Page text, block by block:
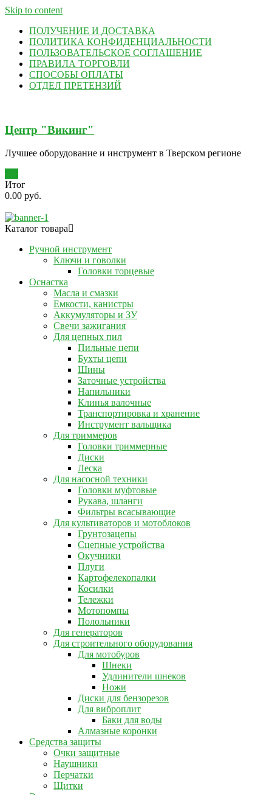
Skip to content
ПОЛУЧЕНИЕ И ДОСТАВКА
ПОЛИТИКА КОНФИДЕНЦИАЛЬНОСТИ
ПОЛЬЗОВАТЕЛЬСКОЕ СОГЛАШЕНИЕ
ПРАВИЛА ТОРГОВЛИ
СПОСОБЫ ОПЛАТЫ
ОТДЕЛ ПРЕТЕНЗИЙ
Центр "Викинг"
Лучшее оборудование и инструмент в Тверском регионе
Итог
0.00 руб.
Каталог товара
Ручной инструмент
Ключи и говолки
Головки торцевые
Оснастка
Масла и смазки
Емкости, канистры
Аккумуляторы и ЗУ
Свечи зажигания
Для цепных пил
Пильные цепи
Бухты цепи
Шины
Заточные устройства
Напильники
Клинья валочные
Транспортировка и хранение
Инструмент вальщика
Для триммеров
Головки триммерные
Диски
Леска
Для насосной техники
Головки муфтовые
Рукава, шланги
Фильтры всасывающие
Для культиваторов и мотоблоков
Грунтозацепы
Сцепные устройства
Окучники
Плуги
Картофелекопалки
Косилки
Тележки
Мотопомпы
Полольники
Для генераторов
Для строительного оборудования
Для мотобуров
Шнеки
Удлинители шнеков
Ножи
Диски для бензорезов
Для виброплит
Баки для воды
Алмазные коронки
Средства защиты
Очки защитные
Наушники
Перчатки
Щитки